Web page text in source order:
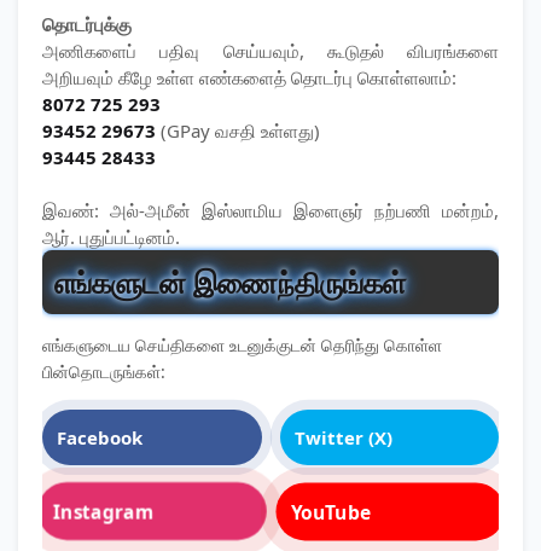
தொடர்புக்கு
அணிகளைப் பதிவு செய்யவும், கூடுதல் விபரங்களை
அறியவும் கீழே உள்ள எண்களைத் தொடர்பு கொள்ளலாம்:
8072 725 293
93452 29673 (GPay வசதி உள்ளது)
93445 28433
இவண்: அல்-அமீன் இஸ்லாமிய இளைஞர் நற்பணி மன்றம்,
ஆர். புதுப்பட்டினம்.
எங்களுடன் இணைந்திருங்கள்
எங்களுடைய செய்திகளை உடனுக்குடன் தெரிந்து கொள்ள
பின்தொடருங்கள்:
Facebook Twitter (X)
Instagram YouTube